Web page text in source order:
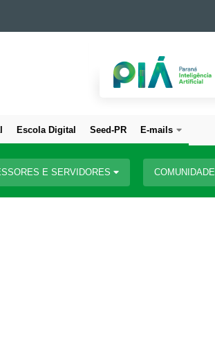
Escola Digital Seed-PR E-mails
E SERVIDORES COMUNIDADE